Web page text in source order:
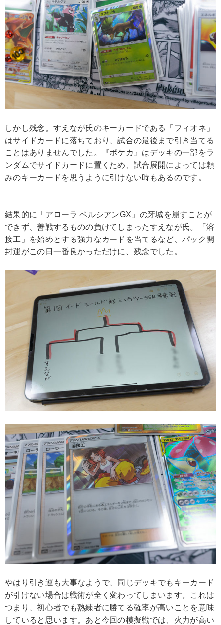
しかし残念。すえなが氏のキーカードである「フィオネ」
はサイドカードに落ちており、試合の最後まで引き当てる
ことはありませんでした。『ポケカ』はデッキの一部をラ
ンダムでサイドカードに置くため、試合展開によっては頼
みのキーカードを思うように引けない時もあるのです。
結果的に「アローラ ペルシアンGX」の牙城を崩すことが
できず、善戦するものの負けてしまったすえなが氏。「溶
接工」を始めとする強力なカードを当てるなど、パック開
封運がこの日一番良かっただけに、残念でした。
やはり引き運も大事なようで、同じデッキでもキーカード
が引けない場合は戦術が全く変わってしまいます。これは
つまり、初心者でも熟練者に勝てる確率が高いことを意味
していると思います。あと今回の模擬戦では、火力が高い